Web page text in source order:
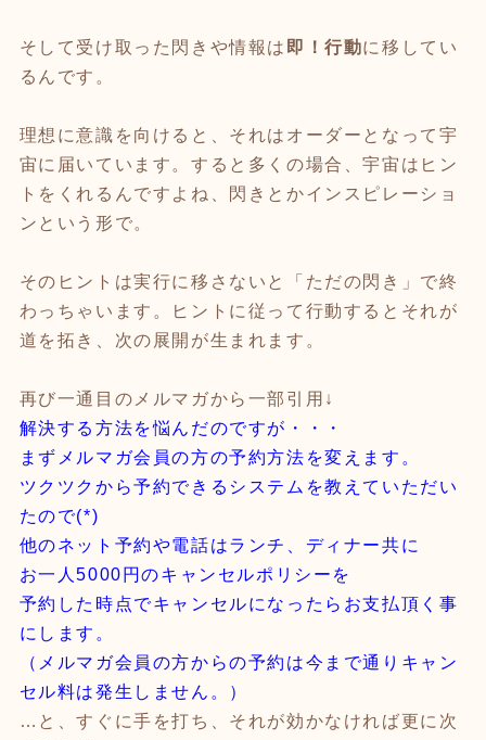
そして受け取った閃きや情報は 即！行動に移してい
るんです。
理想に意識を向けると、それはオーダーとなって宇
宙に届いています。すると多くの場合、宇宙はヒン
トをくれるんですよね、閃きとかインスピレーショ
ンという形で。
そのヒントは実行に移さないと「ただの閃き」で終
わっちゃいます。ヒントに従って行動するとそれが
道を拓き、次の展開が生まれます。
再び一通目のメルマガから一部引用↓
解決する方法を悩んだのですが・・・
まずメルマガ会員の方の予約方法を変えます。
ツクツクから予約できるシステムを教えていただい
たので(*)
他のネット予約や電話はランチ、ディナー共に
お一人5000円のキャンセルポリシーを
予約した時点でキャンセルになったらお支払頂く事
にします。
（メルマガ会員の方からの予約は今まで通りキャン
セル料は発生しません。）
…と、すぐに手を打ち、それが効かなければ更に次